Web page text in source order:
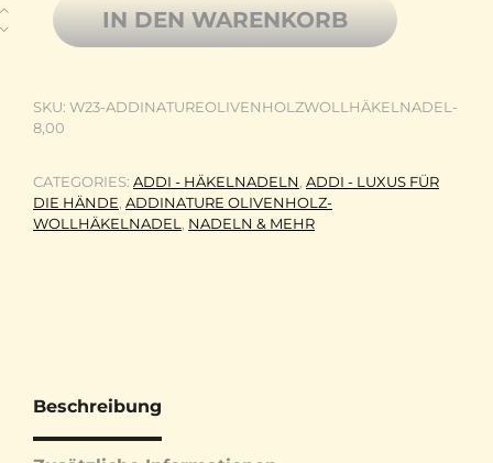
addiNature Olivenholz-Wollhäkelnadel 17,5cm 8,00mm Menge
IN DEN WARENKORB
SKU: W23-ADDINATUREOLIVENHOLZWOLLHÄKELNADEL-
8,00
CATEGORIES: ADDI - HÄKELNADELN ADDI - LUXUS FÜR
DIE HÄNDE ADDINATURE OLIVENHOLZ-
WOLLHÄKELNADEL
NADELN & MEHR
Beschreibung